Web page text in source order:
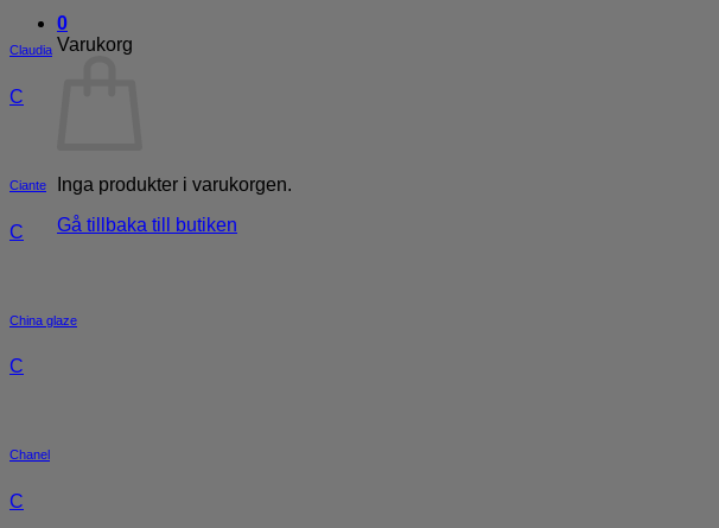
0
Varukorg
Inga produkter i varukorgen.
Gå tillbaka till butiken
Claudia
C
Ciante
C
China glaze
C
Chanel
C